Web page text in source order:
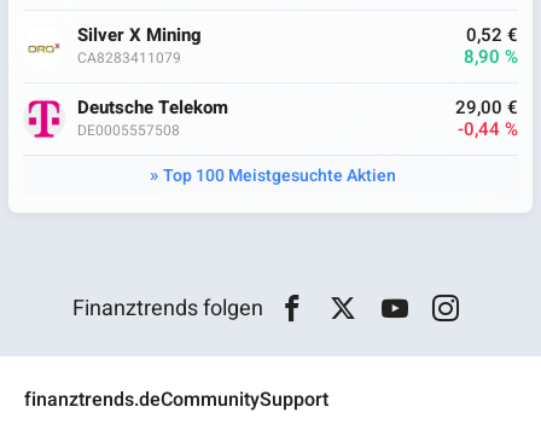
Silver X Mining
CA8283411079
0,52 €
8,90 %
Deutsche Telekom
DE0005557508
29,00 €
-0,44 %
Top 100 Meistgesuchte Aktien
Finanztrends folgen
finanztrends.deCommunitySupport